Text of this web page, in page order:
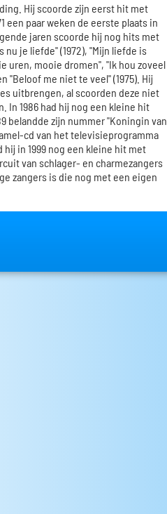
Hij scoorde zijn eerst hit met
een paar weken de eerste plaats in
jaren scoorde hij nog hits met
nu je liefde" (1972), "Mijn liefde is
uren, mooie dromen", "Ik hou zoveel
"Beloof me niet te veel" (1975). Hij
uitbrengen, al scoorden deze niet
In 1986 had hij nog een kleine hit
belandde zijn nummer "Koningin van
cd van het televisieprogramma
hij in 1999 nog een kleine hit met
van schlager- en charmezangers
zangers is die nog met een eigen